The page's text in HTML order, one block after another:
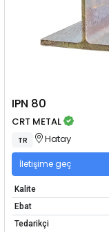
IPN 80
CRT METAL
TR Hatay
İletişime geç
Kalite
Ebat
Tedarikçi